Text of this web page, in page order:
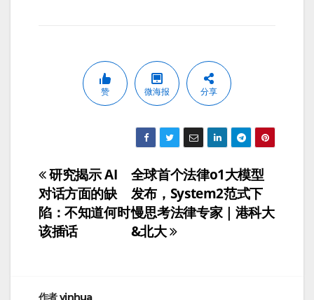
赞 微海报 分享
文
章
导
全球首个法律o1大模型
发布，System2范式下
慢思考法律专家｜港科大
&北大
研究揭示 AI
对话方面的缺
陷：不知道何时
该插话
作者yinhua